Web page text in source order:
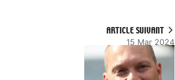
ARTICLE SUIVANT
15 Mar 2024